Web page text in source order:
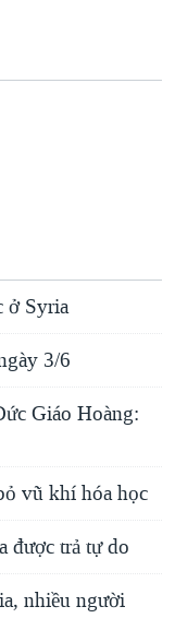
ở Syria
3/6
Giáo Hoàng:
vũ khí hóa học
được trả tự do
nhiều người